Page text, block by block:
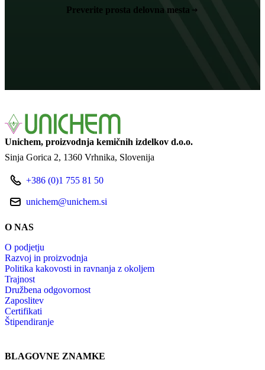
Preverite prosta delovna mesta
Unichem, proizvodnja kemičnih izdelkov d.o.o.
Sinja Gorica 2 1360 Vrhnika Slovenija
+386 (0)1 755 81 50
unichem@unichem.si
O NAS
O podjetju
Razvoj in proizvodnja
Politika kakovosti in ravnanja z okoljem
Trajnost
Družbena odgovornost
Zaposlitev
Certifikati
Štipendiranje
BLAGOVNE ZNAMKE